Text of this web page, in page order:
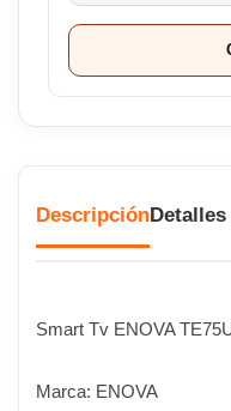
Descripción
Smart Tv ENOVA
Marca: ENOVA